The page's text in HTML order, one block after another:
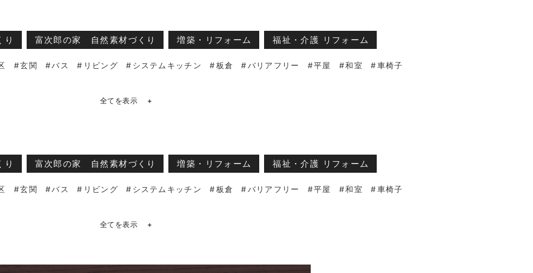
り 富次郎の家 自然素材づくり 増築・リフォーム 福祉・介護 リフォーム
玄関 バス リビング システムキッチン 板倉 バリアフリー 平屋 和室
車椅子
全てを表示 +
り 富次郎の家 自然素材づくり 増築・リフォーム 福祉・介護 リフォーム
玄関 バス リビング システムキッチン 板倉 バリアフリー 平屋 和室
車椅子
全てを表示 +